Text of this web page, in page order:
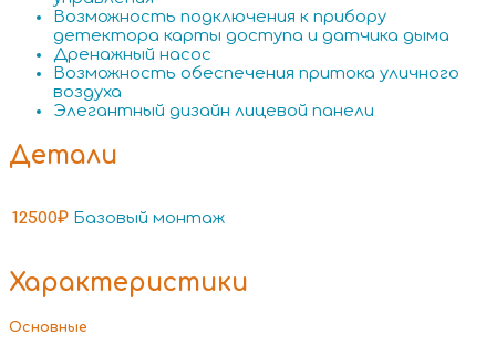
Возможность подключения к прибору
детектора карты доступа и датчика дыма
Дренажный насос
Возможность обеспечения притока уличного
воздуха
Элегантный дизайн лицевой панели
Детали
12500₽ Базовый монтаж
Характеристики
Основные